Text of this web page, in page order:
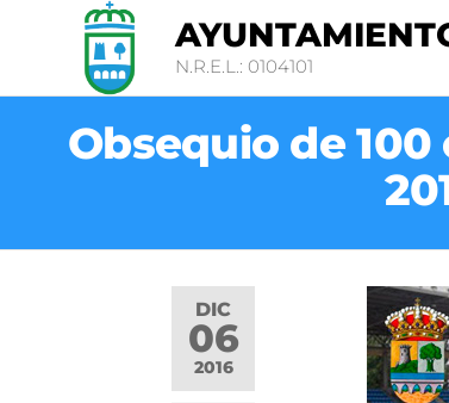
N.R.E.L.: 0104101
Obsequio de 100
DIC
06
2016